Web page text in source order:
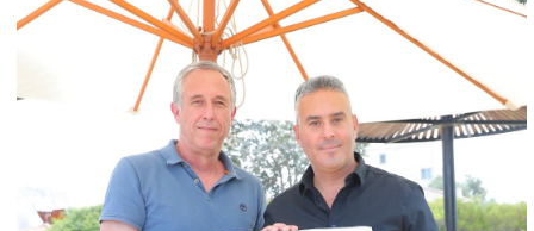
צור קשר
טלפון: 04-8626336
לכתבים יש לפנות
במייל: ladaat1@013net.net​